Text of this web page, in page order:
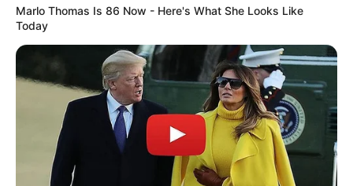
Como fazer Papai Noel de fuxico
Flor de Fuxico com Pétalas Finas
Marlo Thomas Is 86 Now - Here's What She Looks Like
Today